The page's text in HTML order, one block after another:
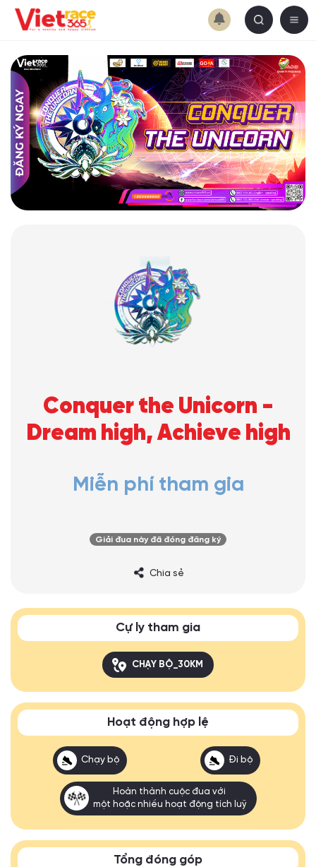
Conquer the Unicorn -
Dream high, Achieve high
Miễn phí tham gia
Giải đua này đã đóng đăng ký
Chia sẻ
Cự ly tham gia
CHẠY BỘ_30KM
Hoạt động hợp lệ
Chạy bộ Đi bộ
Hoàn thành cuộc đua với
một hoặc nhiều hoạt động tích luỹ
Tổng đóng góp